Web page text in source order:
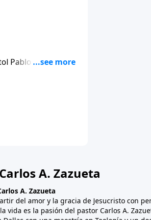
Pablo a los
toda su carta.
A. Zazueta
A. Zazueta
del amor y la gracia de Jesucristo con
vida es la pasión del pastor Carlos A.